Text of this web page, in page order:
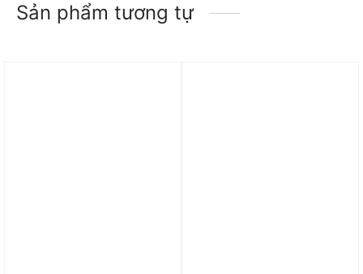
Sản phẩm tương tự